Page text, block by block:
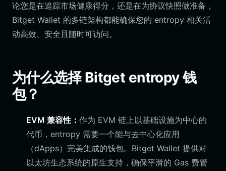
论您是在追踪市场健康得分，还是在为协议快照做准备，
Bitget Wallet 的多链架构都能确保您的 entropy 相关活
动高效、安全且随时可访问。
为什么选择 Bitget entropy 钱
包？
EVM 兼容性： 作为 EVM 链上以基础设施为中心的
代币，entropy 需要一个能与去中心化应用
（dApps）完美集成的钱包。Bitget Wallet 提供对
以太坊生态系统的原生支持，确保平滑的 Gas 费管